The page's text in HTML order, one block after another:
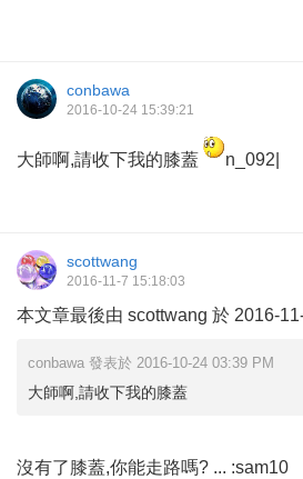
conbawa
2016-10-24 15:39:21
大師啊,請收下我的膝蓋 n_092|
scottwang
2016-11-7 15:18:03
本文章最後由 scottwang 於 2016-
conbawa 發表於 2016-10-24 03:39 PM
大師啊,請收下我的膝蓋
沒有了膝蓋,你能走路嗎? ... :sam10